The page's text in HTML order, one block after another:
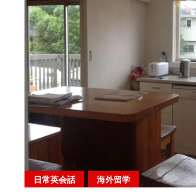
日常英会話 海外留学